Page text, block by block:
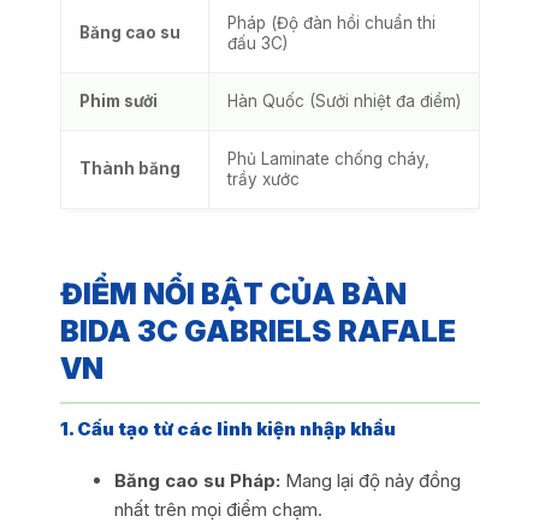
Băng cao su
Pháp (Độ đàn hồi chuẩn thi
đấu 3C)
Phim sưởi Hàn Quốc (Sưởi nhiệt đa điểm)
Thành băng
Phủ Laminate chống cháy,
trầy xước
ĐIỂM NỔI BẬT CỦA BÀN
BIDA 3C GABRIELS RAFALE
VN
1. Cấu tạo từ các linh kiện nhập khẩu
Băng cao su Pháp: Mang lại độ nảy đồng
nhất trên mọi điểm chạm.